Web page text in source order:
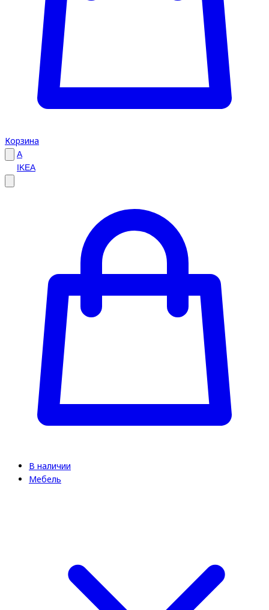
Корзина
A
IKEA
В наличии
Мебель